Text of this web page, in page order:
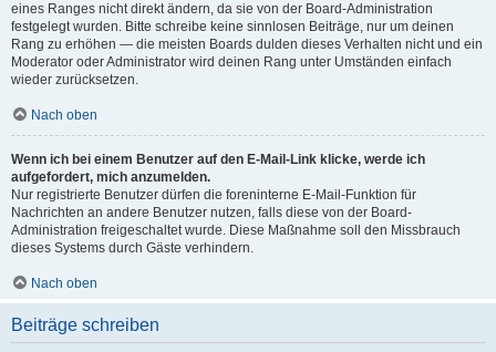
eines Ranges nicht direkt ändern, da sie von der Board-Administration
festgelegt wurden. Bitte schreibe keine sinnlosen Beiträge, nur um deinen
Rang zu erhöhen — die meisten Boards dulden dieses Verhalten nicht und ein
Moderator oder Administrator wird deinen Rang unter Umständen einfach
wieder zurücksetzen.
Nach oben
Wenn ich bei einem Benutzer auf den E-Mail-Link klicke, werde ich
aufgefordert, mich anzumelden.
Nur registrierte Benutzer dürfen die foreninterne E-Mail-Funktion für
Nachrichten an andere Benutzer nutzen, falls diese von der Board-
Administration freigeschaltet wurde. Diese Maßnahme soll den Missbrauch
dieses Systems durch Gäste verhindern.
Nach oben
Beiträge schreiben